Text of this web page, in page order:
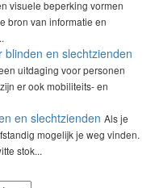
visuele beperking vormen
bron van informatie en
en slechtzienden
uitdaging voor personen
er ook mobiliteits- en
en slechtzienden Als je
mogelijk je weg vinden.
stok...